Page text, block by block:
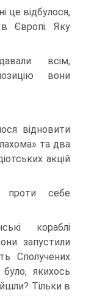
це відбулося,
Європі. Яку
всім,
вони
відновити
та два
акцій
проти себе
кораблі
запустили
Сполучених
якихось
Тільки в